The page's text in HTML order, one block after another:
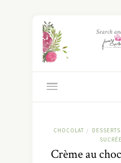
CHOCOLAT / DESSERTS
Crème au